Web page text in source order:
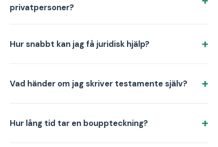
privatpersoner?
Hur snabbt kan jag få juridisk hjälp?
Vad händer om jag skriver testamente själv?
Hur lång tid tar en bouppteckning?